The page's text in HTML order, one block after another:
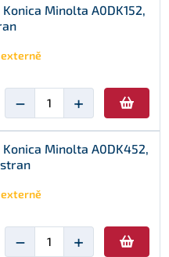
Minolta A0DK152,
externě
− +
Konica Minolta A0DK452,
externě
− +